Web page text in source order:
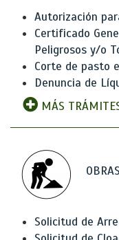
Autorización
Certificado
Peligrosos y/o
Corte de pasto
Denuncia de
MÁS
Solicitud de